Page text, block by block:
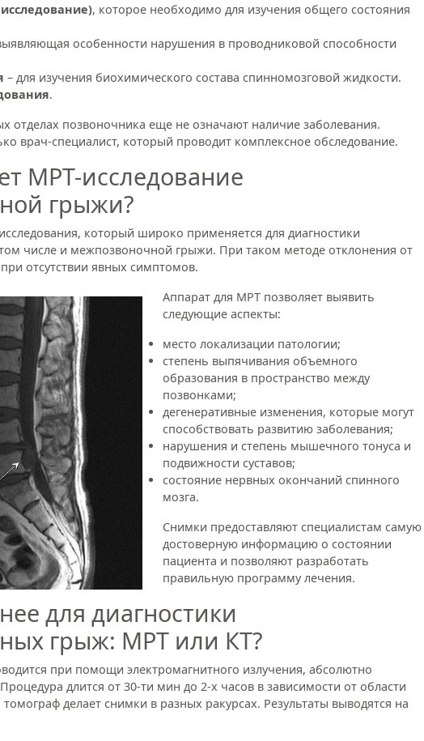
, которое необходимо для изучения общего состояния
особенности нарушения в проводниковой способности
– для изучения биохимического состава спинномозговой жидкости.
.
отделах позвоночника еще не означают наличие заболевания.
врач-специалист, который проводит комплексное обследование.
МРТ-исследование
грыжи?
который широко применяется для диагностики
числе и межпозвоночной грыжи. При таком методе отклонения от
отсутствии явных симптомов.
Аппарат для МРТ позволяет выявить
следующие аспекты:
место локализации патологии;
степень выпячивания объемного
образования в пространство между
позвонками;
дегенеративные изменения, которые могут
способствовать развитию заболевания;
нарушения и степень мышечного тонуса и
подвижности суставов;
состояние нервных окончаний спинного
мозга.
Снимки предоставляют специалистам самую
достоверную информацию о состоянии
пациента и позволяют разработать
правильную программу лечения.
для диагностики
грыж: МРТ или КТ?
при помощи электромагнитного излучения, абсолютно
длится от 30-ти мин до 2-х часов в зависимости от области
делает снимки в разных ракурсах. Результаты выводятся на